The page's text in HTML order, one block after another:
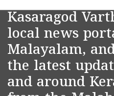
Kasaragod
local news
Malayalam,
the latest
and around